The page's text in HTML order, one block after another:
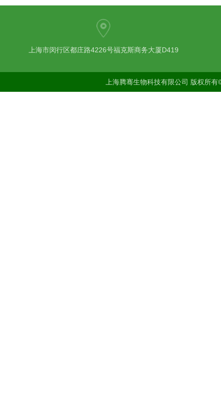
上海市闵行区都庄路4226号福克斯商务大厦D419
上海腾骞生物科技有限公司 版权所